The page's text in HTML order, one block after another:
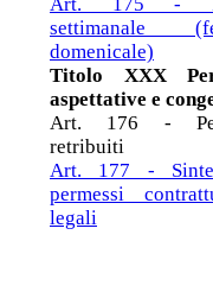
settimanale
domenicale)
Titolo XXX
aspettative e
Art. 176 -
retribuiti
Art. 177 -
permessi
legali